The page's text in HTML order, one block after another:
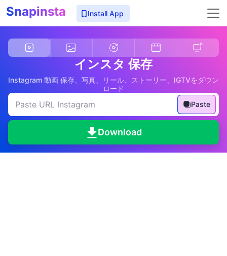
Snapinsta Install App
インスタ 保存
Instagram 動画 保存、写真、リール、ストーリー、IGTVをダウン
ロード
Paste
Download